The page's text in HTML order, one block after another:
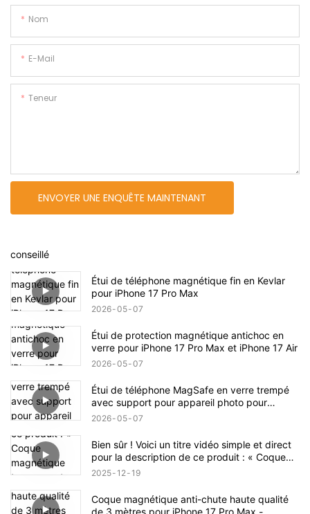
Nom
E-Mail
Teneur
ENVOYER UNE ENQUÊTE MAINTENANT
conseillé
Étui de téléphone magnétique fin en Kevlar
pour iPhone 17 Pro Max
2026 05 07
Étui de protection magnétique antichoc en
verre pour iPhone 17 Pro Max et iPhone 17 Air
2026 05 07
Étui de téléphone MagSafe en verre trempé
avec support pour appareil photo pour
iPhone 17 Pro Max
2026 05 07
Bien sûr ! Voici un titre vidéo simple et direct
pour la description de ce produit : « Coque
magnétique transparente antichoc pour
»
2025 12 19
Coque magnétique anti-chute haute qualité
de 3 mètres pour iPhone 17 Pro Max -